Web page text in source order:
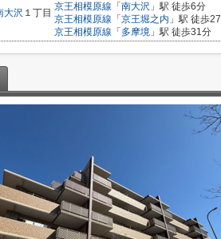
大沢 １丁目
京王相模原線 「 南大沢 」駅 徒歩6分
京王相模原線 「 京王堀之内 」駅 徒歩
京王相模原線 「 多摩境 」駅 徒歩31分